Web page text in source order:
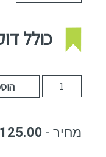
כולל
125.00